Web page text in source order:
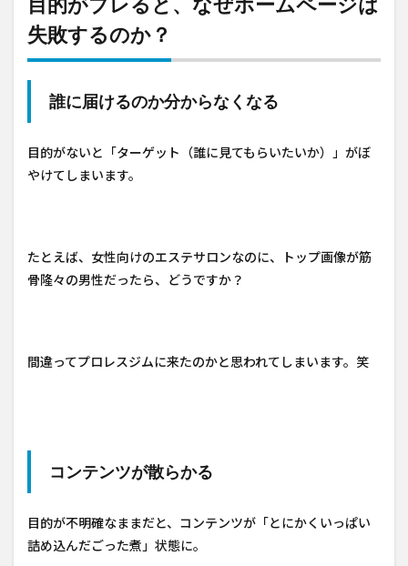
失敗するのか？
誰に届けるのか分からなくなる
目的がないと「ターゲット（誰に見てもらいたいか）」がぼ
やけてしまいます。
たとえば、女性向けのエステサロンなのに、トップ画像が筋
骨隆々の男性だったら、どうですか？
間違ってプロレスジムに来たのかと思われてしまいます。笑
コンテンツが散らかる
目的が不明確なままだと、コンテンツが「とにかくいっぱい
詰め込んだごった煮」状態に。